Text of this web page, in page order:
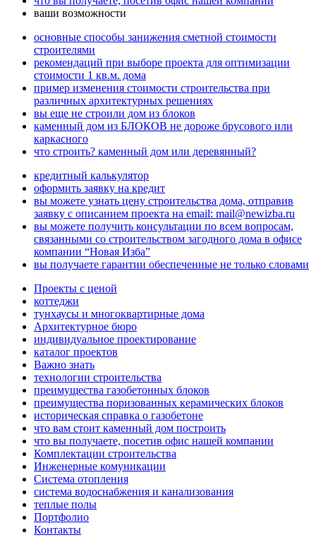
ваши возможности
основные способы занижения сметной стоимости
строителями
рекомендаций при выборе проекта для оптимизации
стоимости 1 кв.м. дома
пример изменения стоимости строительства при
различных архитектурных решениях
вы еще не строили дом из блоков
каменный дом из БЛОКОВ не дороже брусового или
каркасного
что строить? каменный дом или деревянный?
кредитный калькулятор
оформить заявку на кредит
вы можете узнать цену строительства дома, отправив
заявку с описанием проекта на email: mail@newizba.ru
вы можете получить консультации по всем вопросам,
связанными со строительством загодного дома в офисе
компании “Новая Изба”
вы получаете гарантии обеспеченные не только словами
Проекты с ценой
коттеджи
тунхаусы и многоквартирные дома
Архитектурное бюро
индивидуальное проектирование
каталог проектов
Важно знать
технологии строительства
преимущества газобетонных блоков
преимущества поризованных керамических блоков
историческая справка о газобетоне
что вам стоит каменный дом построить
что вы получаете, посетив офис нашей компании
Комплектации строительства
Инженерные комуникации
Система отопления
система водоснабжения и канализования
теплые полы
Портфолио
Контакты